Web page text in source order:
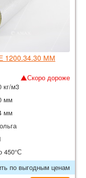
ММ
Скоро дороже
кг/м3
мм
мм
450°С
по выгодным ценам